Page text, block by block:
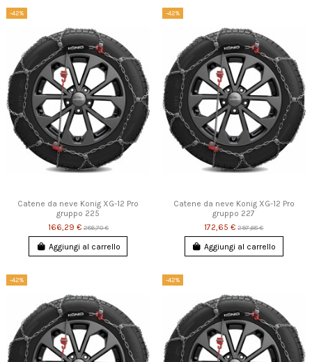
-42%
Catene da neve Konig XG-12 Pro
gruppo 225
166,29 €286,70 €
Aggiungi al carrello
-42%
Catene da neve Konig XG-12 Pro
gruppo 227
172,65 €297,68 €
Aggiungi al carrello
-42% -42%